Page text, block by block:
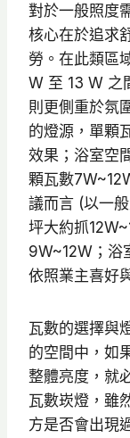
對於一般照度
核心在於追求
勞。在此類區
W 至 13 W 之
則更側重於氛
的燈源，單顆
效果；浴室空
顆瓦數
議而言 (以一
坪大約抓
9W~12W；浴
依照業主喜好
瓦數的選擇與
的空間中，如
整體亮度，就
瓦數崁燈，雖
方是否會出現